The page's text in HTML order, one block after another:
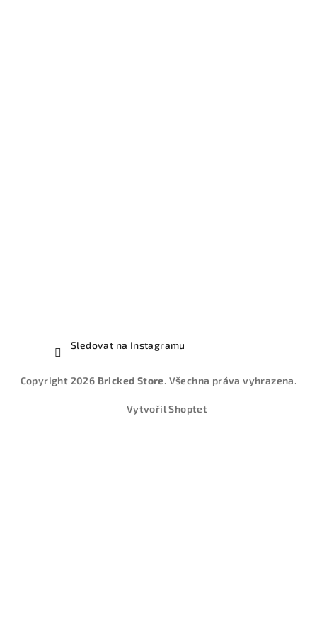
Sledovat na Instagramu
Copyright 2026 Bricked Store. Všechna práva vyhrazena.
Vytvořil Shoptet